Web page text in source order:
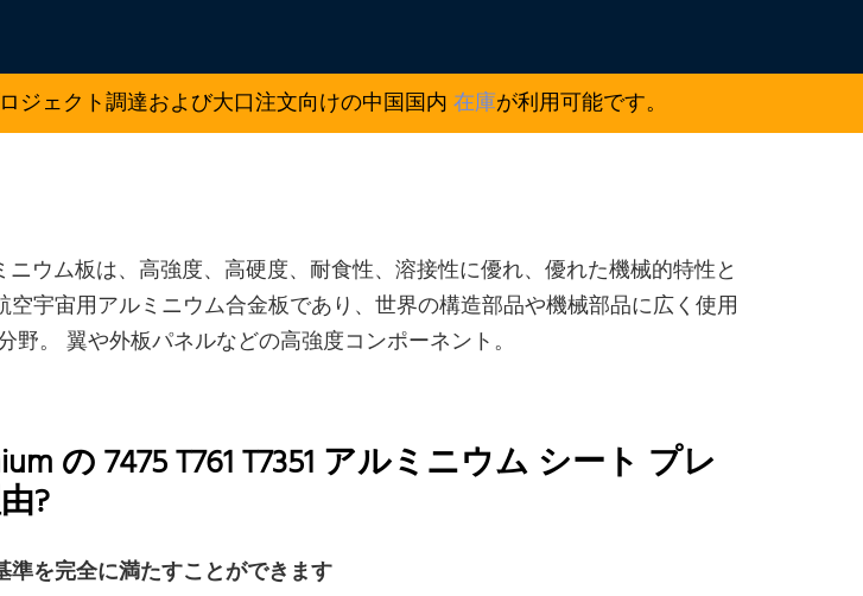
ジェクト調達および大口注文向けの中国国内 在庫が利用可能です。
ニウム板は、高強度、高硬度、耐食性、溶接性に優れ、優れた機械的特性と
空宇宙用アルミニウム合金板であり、世界の構造部品や機械部品に広く使用
野。 翼や外板パネルなどの高強度コンポーネント。
の 7475 T761 T7351 アルミニウム シート プレ
?
準を完全に満たすことができます